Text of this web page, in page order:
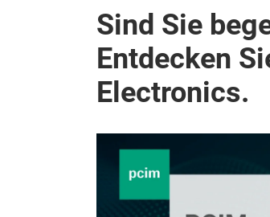
Sind Sie
Entdecken
Electronics.